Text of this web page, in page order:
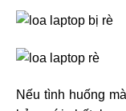
Nếu tình huống